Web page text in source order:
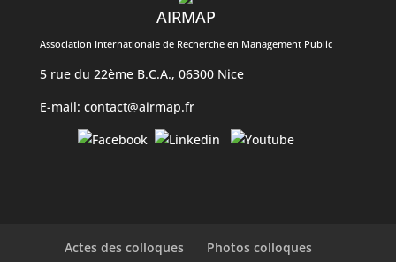
AIRMAP
Association Internationale de Recherche en Management Public
5 rue du 22ème B.C.A., 06300 Nice
E-mail: contact@airmap.fr
Actes des colloques
Photos colloques